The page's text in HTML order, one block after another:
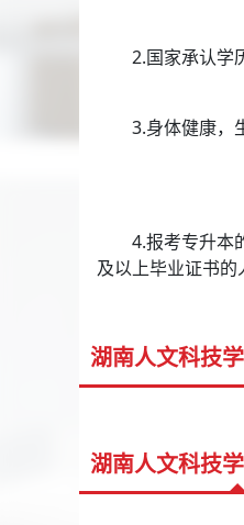
2.国家承认学历
3.身体健康，生
4.报考专升本的
及以上毕业证书的
湖南人文科技
湖南人文科技